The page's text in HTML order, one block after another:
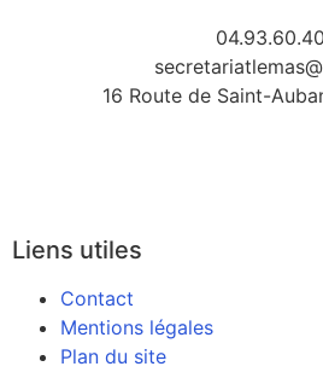
16 Route de Saint-
Liens utiles
Contact
Mentions légales
Plan du site